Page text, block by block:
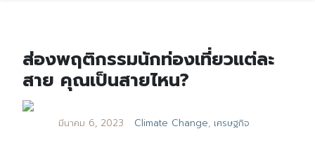
ส่องพฤติกรรมนักท่องเที่ยวแต่ละ
สาย คุณเป็นสายไหน?
มีนาคม 6, 2023 Climate Change, เศรษฐกิจ